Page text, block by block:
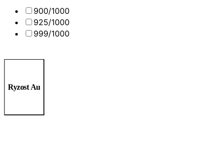
900/1000
925/1000
999/1000
Ryzost Au